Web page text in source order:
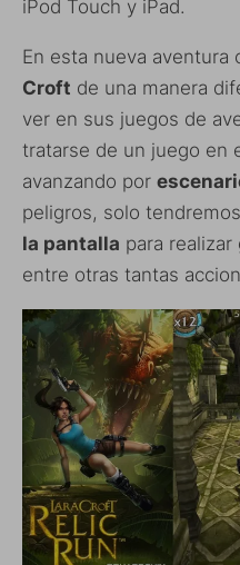
iPod Touch y iPad.
En esta nueva aventura
Croft de una manera
ver en sus juegos de
tratarse de un juego en
avanzando por
peligros, solo
la pantalla para
entre otras tantas